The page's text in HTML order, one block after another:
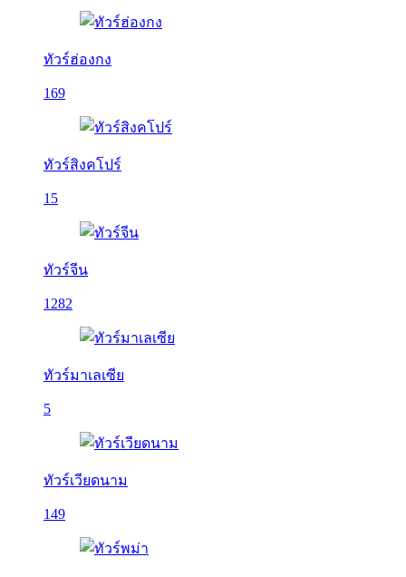
ทัวร์ฮ่องกง
169
ทัวร์สิงคโปร์
15
ทัวร์จีน
1282
ทัวร์มาเลเซีย
5
ทัวร์เวียดนาม
149